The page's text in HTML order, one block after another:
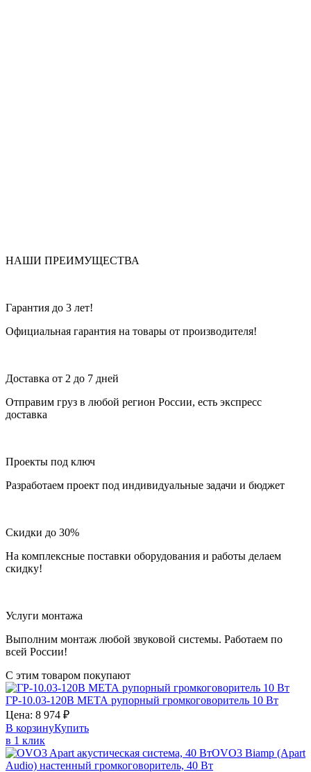
НАШИ ПРЕИМУЩЕСТВА
Гарантия до 3 лет!
Официальная гарантия на товары от производителя!
Доставка от 2 до 7 дней
Отправим груз в любой регион России, есть экспресс
доставка
Проекты под ключ
Разработаем проект под индивидуальные задачи и бюджет
Скидки до 30%
На комплексные поставки оборудования и работы делаем
скидку!
Услуги монтажа
Выполним монтаж любой звуковой системы. Работаем по
всей России!
С этим товаром покупают
ГР-10.03-120В МЕТА рупорный громкоговоритель 10 Вт
Цена: 8 974 ₽
В корзинуКупить
в 1 клик
OVO3 Biamp (Apart
Audio) настенный громкоговоритель, 40 Вт